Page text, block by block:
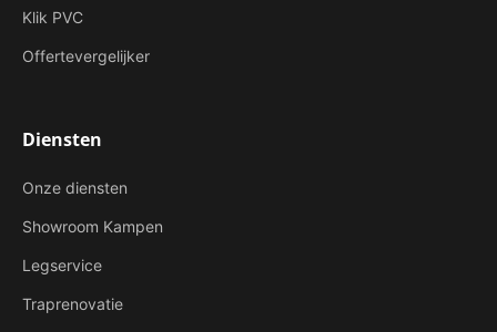
Klik PVC
Offertevergelijker
Diensten
Onze diensten
Showroom Kampen
Legservice
Traprenovatie